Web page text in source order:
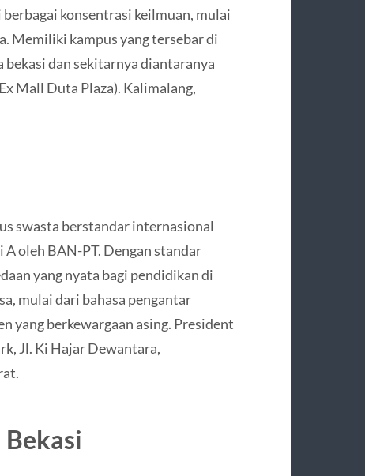
konsentrasi keilmuan, mulai
Memiliki kampus yang tersebar di
bekasi dan sekitarnya diantaranya
Mall Duta Plaza). Kalimalang,
swasta berstandar internasional
oleh BAN-PT. Dengan standar
yang nyata bagi pendidikan di
mulai dari bahasa pengantar
yang berkewargaan asing. President
Jl. Ki Hajar Dewantara,
Bekasi